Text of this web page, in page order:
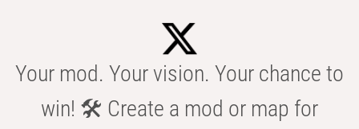
Your mod. Your vision. Your chance to
win! 🛠️ Create a mod or map for